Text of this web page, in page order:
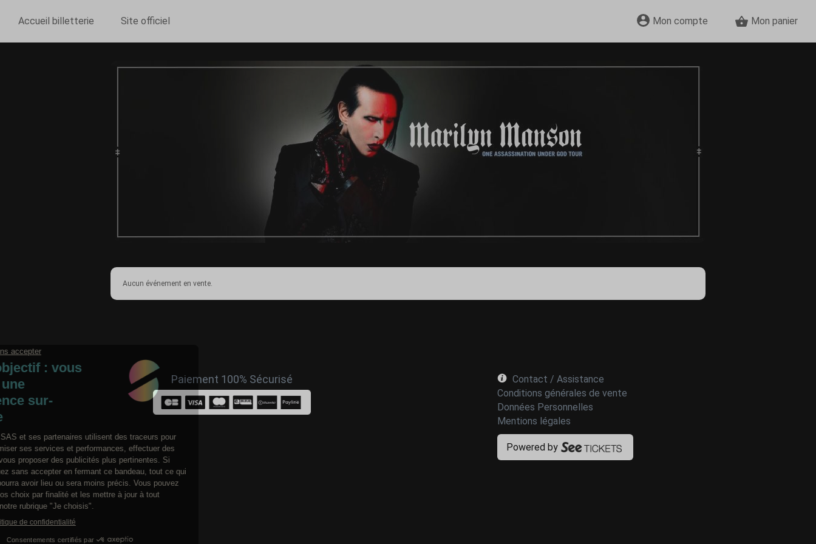
Accueil billetterie Site officiel Mon panier
Mon compte
Aucun événement en vente.
Paiement 100% Sécurisé
Contact / Assistance
Conditions générales de vente
Données Personnelles
Mentions légales
Powered by